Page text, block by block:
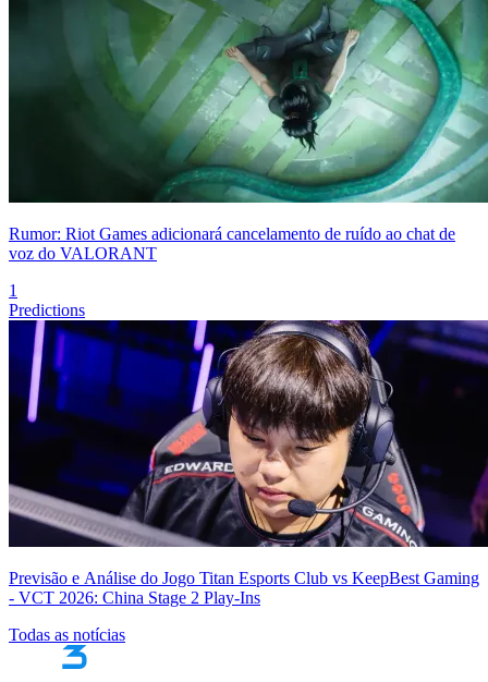
Rumor: Riot Games adicionará cancelamento de ruído ao chat de
voz do VALORANT
1
Predictions
Previsão e Análise do Jogo Titan Esports Club vs KeepBest Gaming
- VCT 2026: China Stage 2 Play-Ins
Todas as notícias